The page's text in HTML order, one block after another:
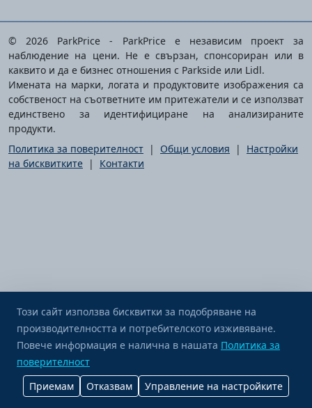
© 2026 ParkPrice - ParkPrice е независим проект за
наблюдение на цени. Не е свързан, спонсориран или в
каквито и да е бизнес отношения с Parkside или Lidl.
Имената на марки, логата и продуктовите изображения са
собственост на съответните им притежатели и се използват
единствено за идентифициране на анализираните
продукти.
Политика за поверителност | Общи условия | Настройки
на бисквитките | Контакти
Почерпи ме с кафе
Този сайт използва бисквитки за подобряване на
производителността и потребителското изживяване.
Повече информация е налична в нашата Политика за
поверителност
Приемам
Отказвам Управление на настройките